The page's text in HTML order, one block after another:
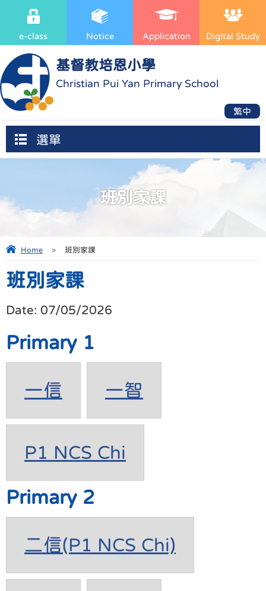
基督教培恩小學
Christian Pui Yan Primary School
e-class Notice Application Digital Study
繁中
選單
班別家課
Home > 班別家課
班別家課
Date: 07/05/2026
Primary 1
一信 一智
P1 NCS Chi
Primary 2
二信(P1 NCS Chi)